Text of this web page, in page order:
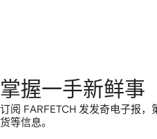
掌握一手新鲜事
订阅 FARFETCH 发发奇电子报
货等信息。